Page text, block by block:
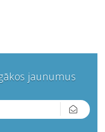
jaunumus